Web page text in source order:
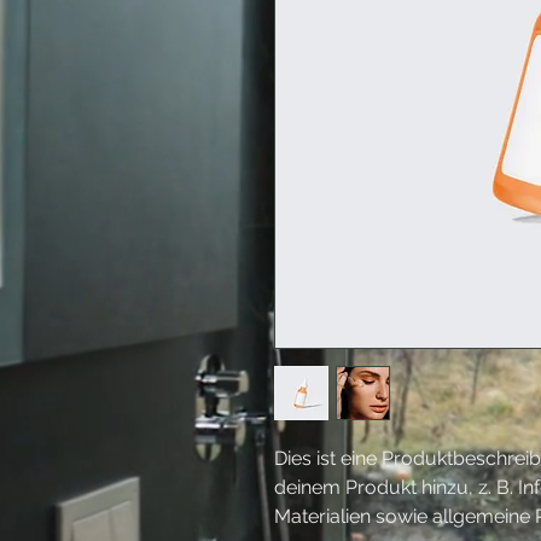
Dies ist eine
deinem Produkt hinzu, z. B.
Materialien sowie allgemeine